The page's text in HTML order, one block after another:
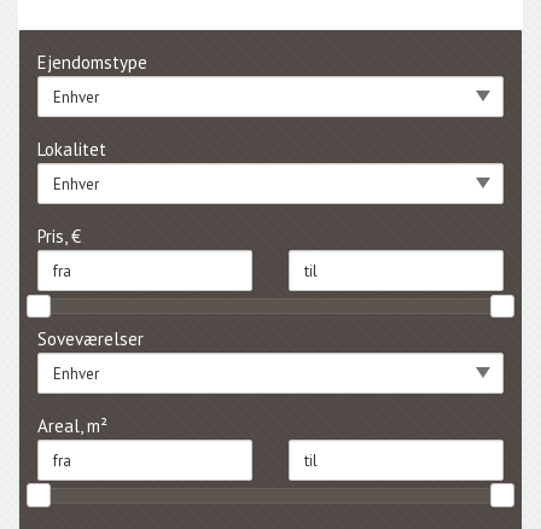
Ejendomstype
Enhver
Lokalitet
Enhver
Pris, €
Soveværelser
Enhver
Areal, m²